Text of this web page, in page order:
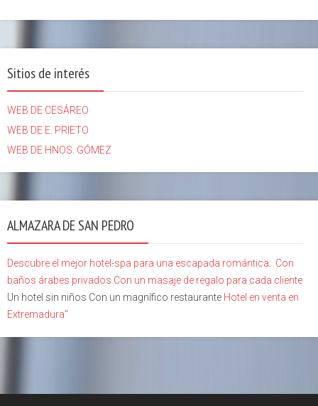
Sitios de interés
WEB DE CESÁREO
WEB DE E. PRIETO
WEB DE HNOS. GÓMEZ
ALMAZARA DE SAN PEDRO
Descubre el mejor hotel-spa para una escapada romántica: Con
baños árabes privados Con un masaje de regalo para cada cliente
Un hotel sin niños Con un magnífico restaurante Hotel en venta en
Extremadura"